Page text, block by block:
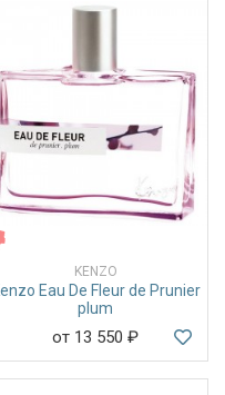
KENZO
Eau De Fleur de Prunier
plum
от 13 550 ₽